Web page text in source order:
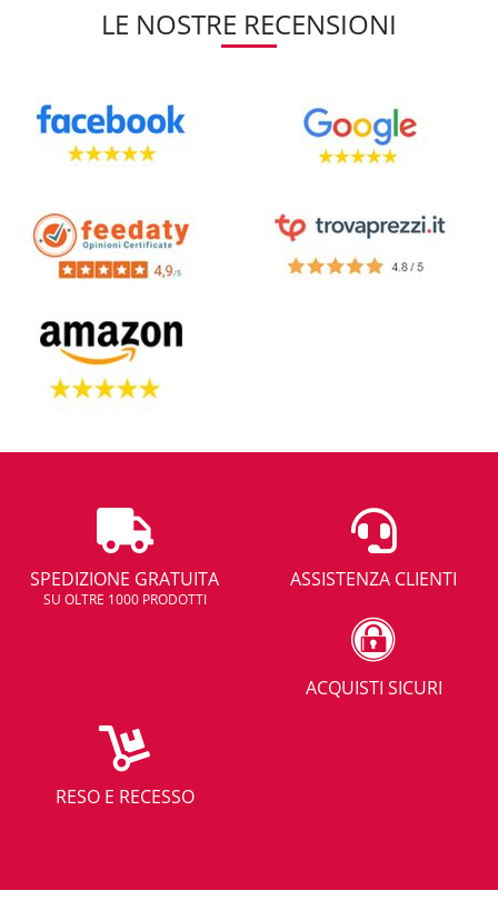
LE NOSTRE RECENSIONI
SPEDIZIONE GRATUITA
SU OLTRE 1000 PRODOTTI
ASSISTENZA CLIENTI
ACQUISTI SICURI
RESO E RECESSO